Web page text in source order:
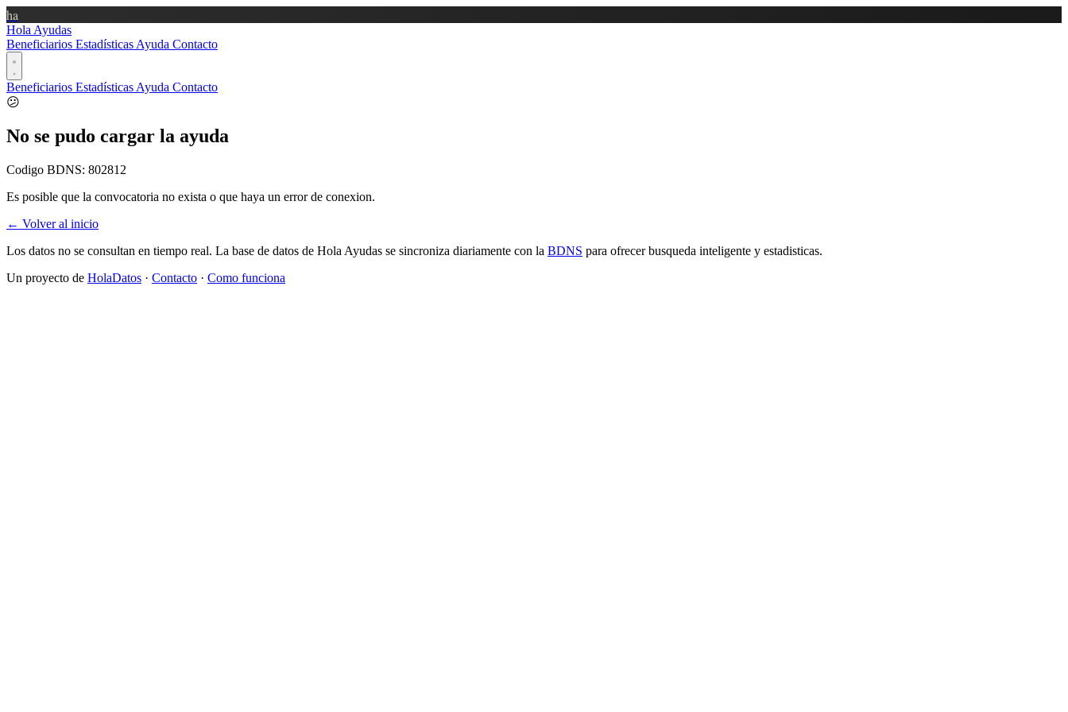
ha
Hola Ayudas
Beneficiarios Estadísticas Ayuda Contacto
Beneficiarios Estadísticas Ayuda Contacto
😕
No se pudo cargar la ayuda
Codigo BDNS: 802812
Es posible que la convocatoria no exista o que haya un error de conexion.
← Volver al inicio
Los datos no se consultan en tiempo real. La base de datos de Hola Ayudas se sincroniza diariamente con la BDNS para ofrecer busqueda inteligente y estadisticas.
Un proyecto de HolaDatos · Contacto · Como funciona